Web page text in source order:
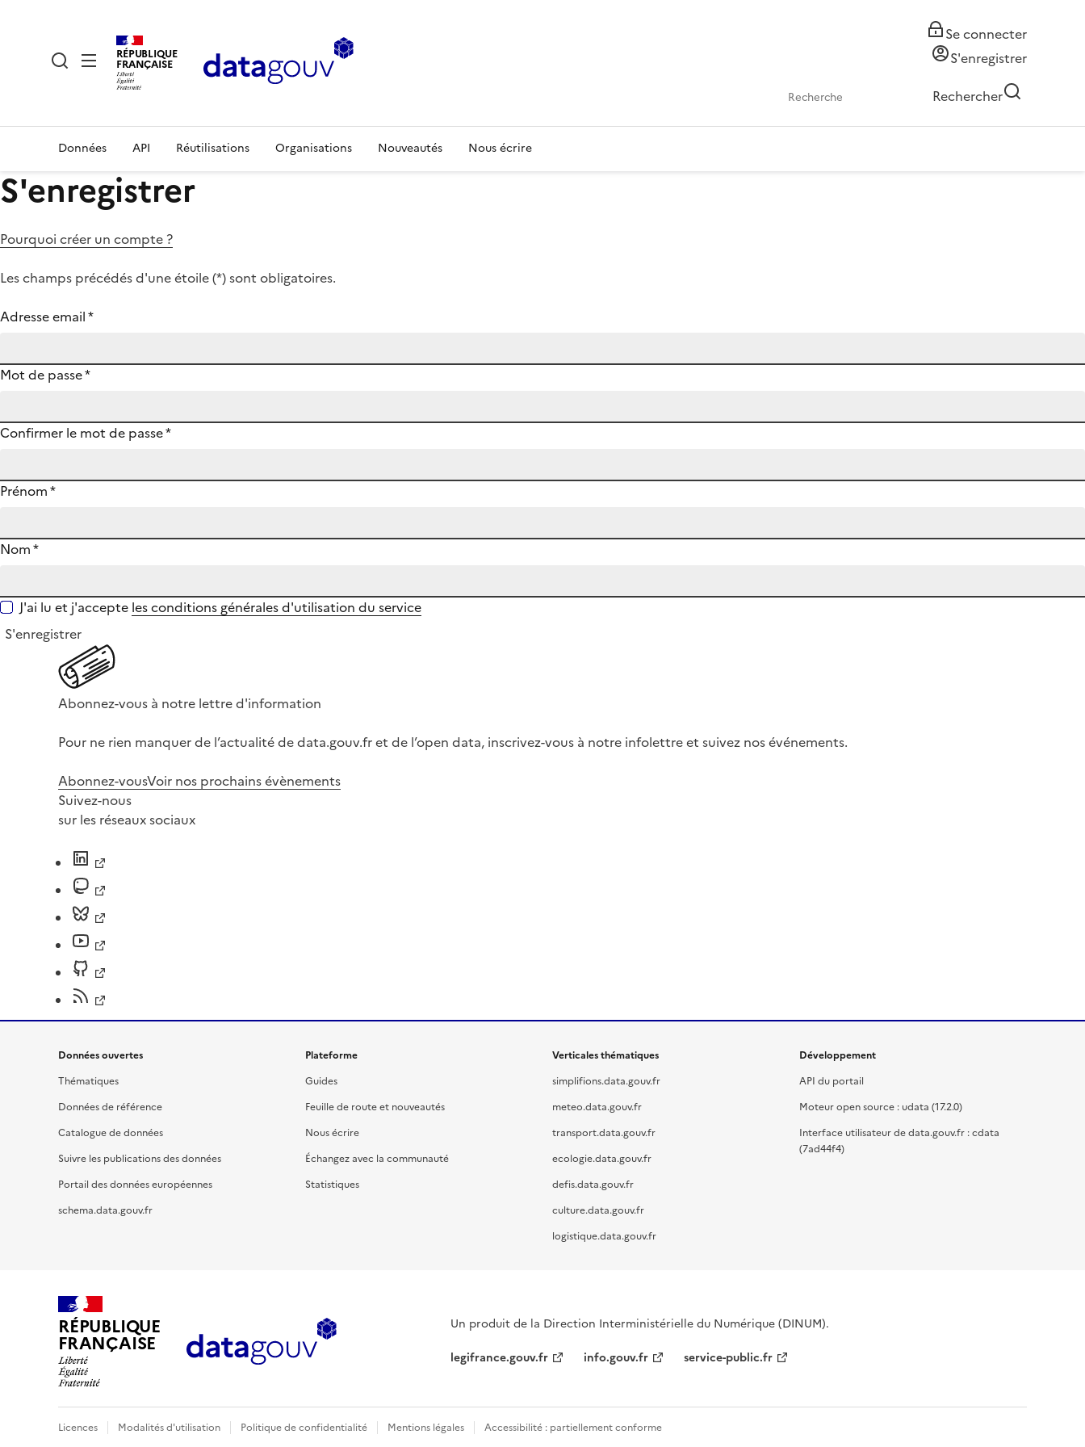
RÉPUBLIQUE
FRANÇAISE
Se connecter
S'enregistrer
Rechercher
Données API Réutilisations Organisations Nouveautés Nous écrire
S'enregistrer
Pourquoi créer un compte ?
Les champs précédés d'une étoile (*) sont obligatoires.
Adresse email*
Mot de passe*
Confirmer le mot de passe*
Prénom*
Nom*
J'ai lu et j'accepte les conditions générales d'utilisation du service
S'enregistrer
Abonnez-vous à notre lettre d'information
Pour ne rien manquer de l’actualité de data.gouv.fr et de l’open data, inscrivez-vous à notre infolettre et suivez nos événements.
Abonnez-vousVoir nos prochains évènements
Suivez-nous
sur les réseaux sociaux
Données ouvertes
Thématiques
Données de référence
Catalogue de données
Suivre les publications des données
Portail des données européennes
schema.data.gouv.fr
Plateforme
Guides
Feuille de route et nouveautés
Nous écrire
Échangez avec la communauté
Statistiques
Verticales thématiques
simplifions.data.gouv.fr
meteo.data.gouv.fr
transport.data.gouv.fr
ecologie.data.gouv.fr
defis.data.gouv.fr
culture.data.gouv.fr
logistique.data.gouv.fr
Développement
API du portail
Moteur open source : udata (17.2.0)
Interface utilisateur de data.gouv.fr : cdata
(7ad44f4)
RÉPUBLIQUE
FRANÇAISE
Un produit de la Direction Interministérielle du Numérique (DINUM).
legifrance.gouv.fr
info.gouv.fr service-public.fr
Licences Modalités d'utilisation Politique de confidentialité Mentions légales Accessibilité : partiellement conforme